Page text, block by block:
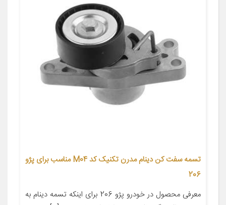
تسمه سفت کن دینام مدرن تکنیک کد M04 مناسب برای پژو
206
معرفی محصول در خودرو پژو 206 برای اینکه تسمه دینام به